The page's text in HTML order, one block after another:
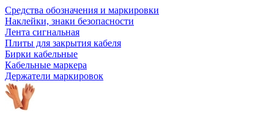
Средства обозначения и маркировки
Наклейки, знаки безопасности
Лента сигнальная
Плиты для закрытия кабеля
Бирки кабельные
Кабельные маркера
Держатели маркировок